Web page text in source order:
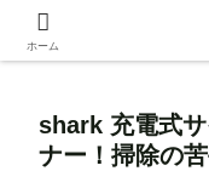
身近な生活
shark 充電式
ナー！掃除の
ホーム